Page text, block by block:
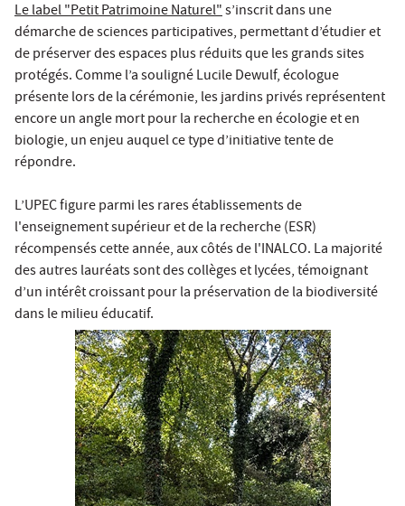
Le label "Petit Patrimoine Naturel"s’inscrit dans une
démarche de sciences participatives, permettant d’étudier et
de préserver des espaces plus réduits que les grands sites
protégés. Comme l’a souligné Lucile Dewulf, écologue
présente lors de la cérémonie, les jardins privés représentent
encore un angle mort pour la recherche en écologie et en
biologie, un enjeu auquel ce type d’initiative tente de
répondre.
L’UPEC figure parmi les rares établissements de
l'enseignement supérieur et de la recherche (ESR)
récompensés cette année, aux côtés de l'INALCO. La majorité
des autres lauréats sont des collèges et lycées, témoignant
d’un intérêt croissant pour la préservation de la biodiversité
dans le milieu éducatif.